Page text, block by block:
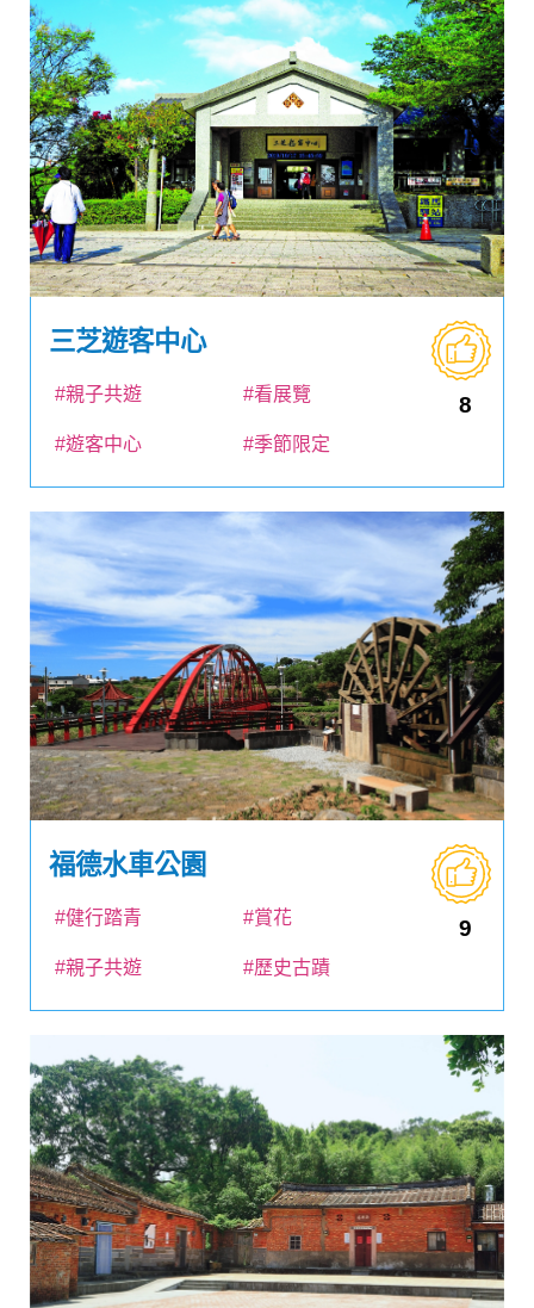
三芝遊客中心
8
#親子共遊 #看展覽
#遊客中心 #季節限定
福德水車公園
9
#健行踏青 #賞花
#親子共遊 #歷史古蹟